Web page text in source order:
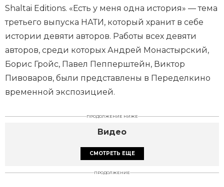
Shaltai Editions. «Есть у меня одна история» — тема
третьего выпуска НАТИ, который хранит в себе
истории девяти авторов. Работы всех девяти
авторов, среди которых Андрей Монастырский,
Борис Гройс, Павел Пепперштейн, Виктор
Пивоваров, были представлены в Переделкино
временной экспозицией.
ПРОДОЛЖЕНИЕ НИЖЕ
Видео
СМОТРЕТЬ ЕЩЕ
ПРОДОЛЖЕНИЕ